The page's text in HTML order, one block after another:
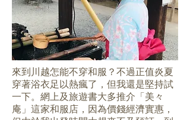
來到川越怎能不穿和服？不過正值炎夏
穿著浴衣足以熱瘋了，但我還是堅持試
一下。網上及旅遊書大多推介「美々
庵」這家和服店，因為價錢經濟實惠，